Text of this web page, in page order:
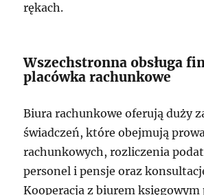
rękach.
Wszechstronna obsługa
placówka rachunkowe
Biura rachunkowe oferują duży
świadczeń, które obejmują
rachunkowych, rozliczenia
personel i pensje oraz
Kooperacja z biurem księgowym